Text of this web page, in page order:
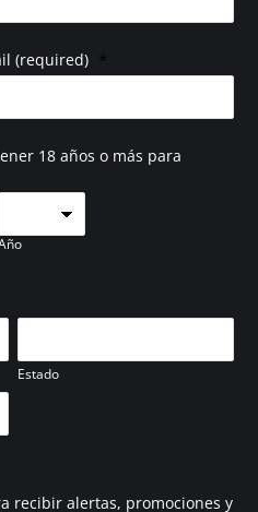
(required) *
18 años o más para
Estado
recibir alertas, promociones y